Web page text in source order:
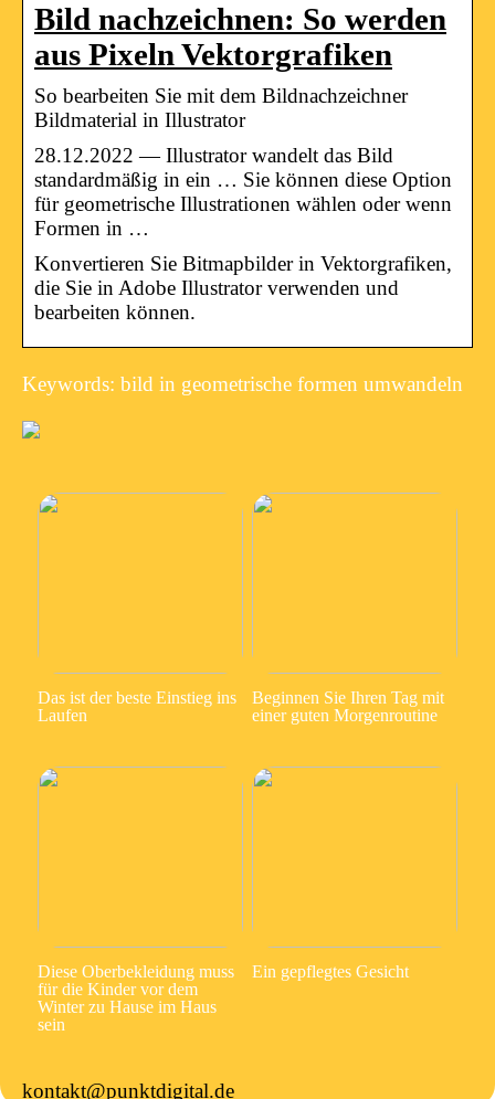
Bild nachzeichnen: So werden
aus Pixeln Vektorgrafiken
So bearbeiten Sie mit dem Bildnachzeichner
Bildmaterial in Illustrator
28.12.2022 — Illustrator wandelt das Bild
standardmäßig in ein … Sie können diese Option
für geometrische Illustrationen wählen oder wenn
Formen in …
Konvertieren Sie Bitmapbilder in Vektorgrafiken,
die Sie in Adobe Illustrator verwenden und
bearbeiten können.
Keywords: bild in geometrische formen umwandeln
Das ist der beste Einstieg ins
Laufen
Beginnen Sie Ihren Tag mit
einer guten Morgenroutine
Diese Oberbekleidung muss
für die Kinder vor dem
Winter zu Hause im Haus
sein
Ein gepflegtes Gesicht
kontakt@punktdigital.de